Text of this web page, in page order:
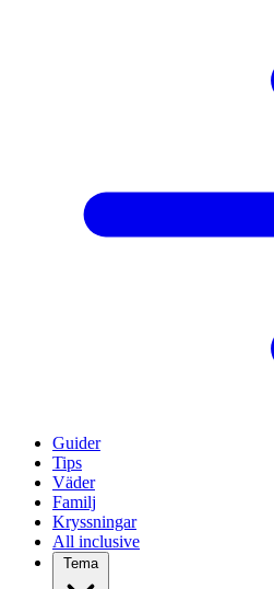
Guider
Tips
Väder
Familj
Kryssningar
All inclusive
Tema